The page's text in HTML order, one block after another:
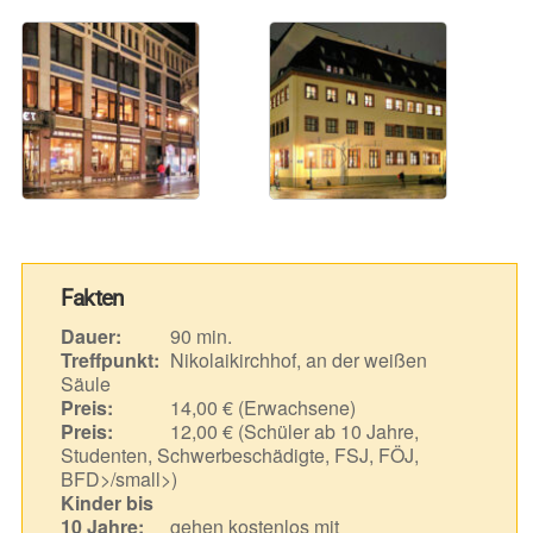
Fakten
Dauer:
90 min.
Treffpunkt: Nikolaikirchhof, an der weißen
Säule
Preis:
14,00 € (Erwachsene)
Preis:
12,00 € (Schüler ab 10 Jahre,
Studenten, Schwerbeschädigte, FSJ, FÖJ,
BFD>/small>)
Kinder bis
10 Jahre:
gehen kostenlos mit